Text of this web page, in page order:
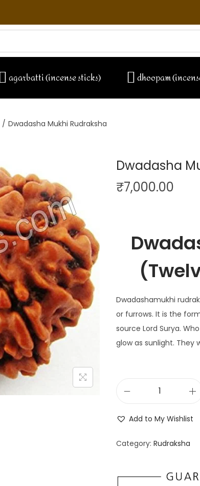
agarbatti (incense sticks) dhoopam
/ Dwadasha Mukhi Rudraksha
Dwadasha
₹7,000.00
Dwadashamukhi
or furrows. It is the
source Lord Surya.
glow as sunlight. They
Add to My Wishlist
Category: Rudraksha